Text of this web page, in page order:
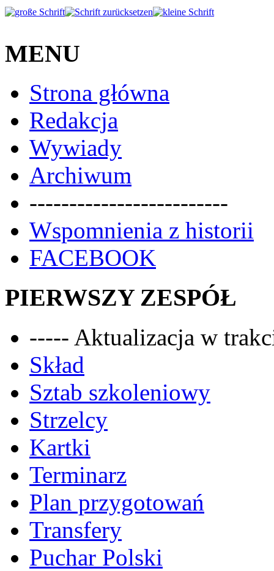
MENU
Strona główna
Redakcja
Wywiady
Archiwum
-------------------------
Wspomnienia z historii
FACEBOOK
PIERWSZY ZESPÓŁ
----- Aktualizacja w
Skład
Sztab szkoleniowy
Strzelcy
Kartki
Terminarz
Plan przygotowań
Transfery
Puchar Polski